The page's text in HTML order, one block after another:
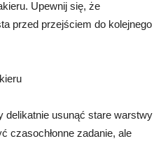
Upewnij się, że
przed przejściem do kolejnego
delikatnie usunąć stare warstwy
czasochłonne zadanie, ale